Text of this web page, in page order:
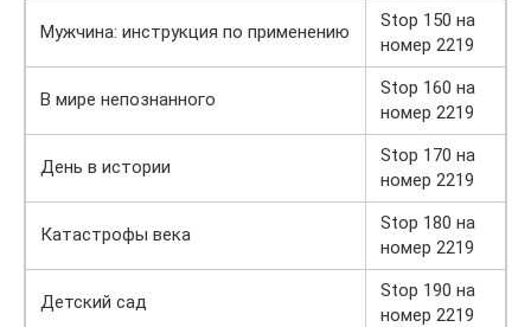
Мужчина: инструкция по применению
Stop 150 на
номер 2219
В мире непознанного
Stop 160 на
номер 2219
День в истории
Stop 170 на
номер 2219
Катастрофы века
Stop 180 на
номер 2219
Детский сад
Stop 190 на
номер 2219